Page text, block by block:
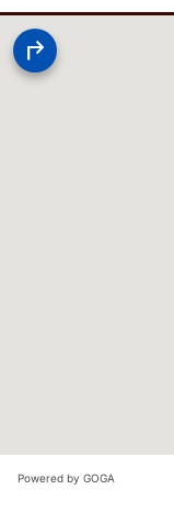
Powered by GOGA